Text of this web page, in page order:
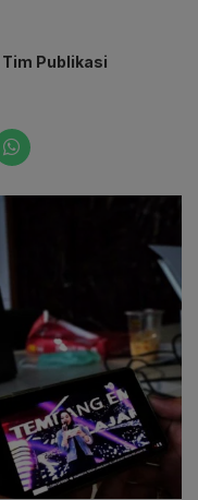
Tim Publikasi